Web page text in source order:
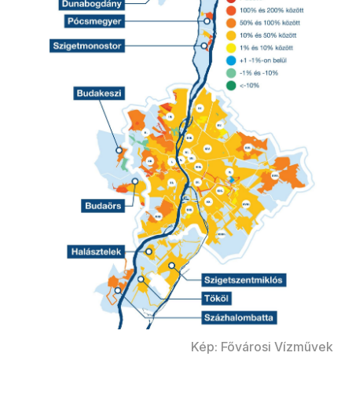
Kép: Fővárosi Vízművek